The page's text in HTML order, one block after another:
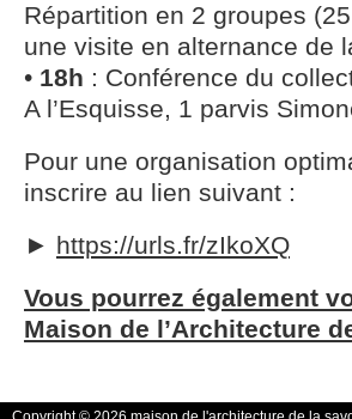
Répartition en 2 groupes
une visite en alternance de
• 18h : Conférence du
A l’Esquisse, 1 parvis
Pour une organisation
inscrire au lien suivant :
► https://urls.fr/zIkoXQ
Vous pourrez également
Maison de l’Architecture